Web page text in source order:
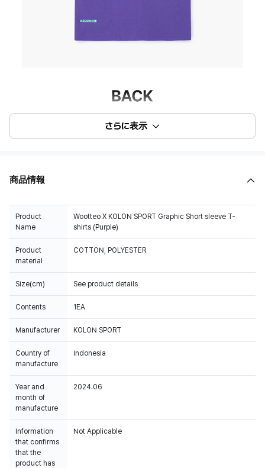
さらに表示
商品情報
Product
Name
Wootteo X KOLON SPORT Graphic Short sleeve T-
shirts (Purple)
Product
material
COTTON, POLYESTER
Size(cm) See product details
Contents 1EA
Manufacturer KOLON SPORT
Country of
manufacture
Indonesia
Year and
month of
manufacture
2024.06
Information
that confirms
that the
product has
Not Applicable